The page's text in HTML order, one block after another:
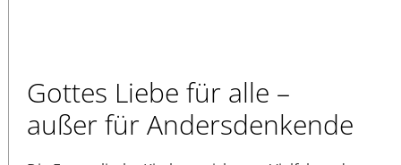
Gottes Liebe für alle –
außer für Andersdenkende